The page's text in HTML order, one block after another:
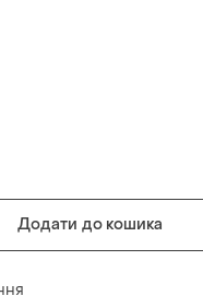
Додати до кошика